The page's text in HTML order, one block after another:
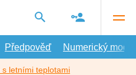
Předpověď Numerický model
s letními teplotami